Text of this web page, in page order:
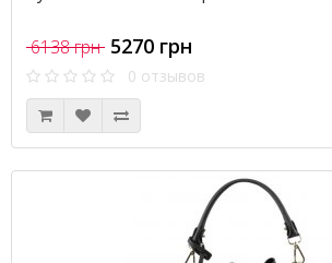
6138 грн 5270 грн
0 отзывов